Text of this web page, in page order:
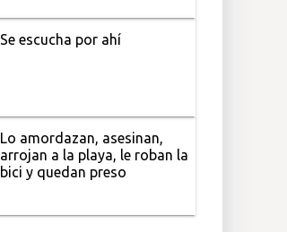
Se escucha por ahí
Lo amordazan, asesinan,
arrojan a la playa, le roban la
bici y quedan preso